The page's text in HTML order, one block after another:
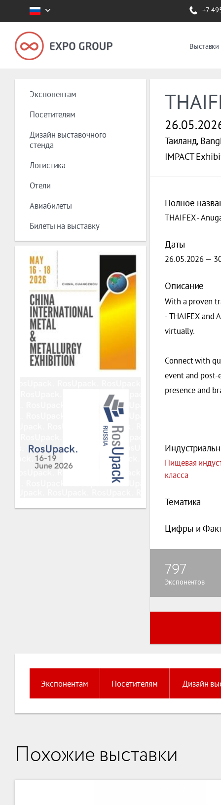
+7
Экспонентам
Посетителям
Дизайн выставочного
стенда
Логистика
Отели
Авиабилеты
Билеты на выставку
Таиланд,
IMPACT
Полное
THAIFEX -
Даты
26.05.2026 —
Описание
With a proven
- THAIFEX and
virtually.
Connect with
event and
presence and
Пищевая
класса
Тематика
Цифры и
797
Экспонентов
Экспонентам Посетителям Дизайн
Похожие выставки